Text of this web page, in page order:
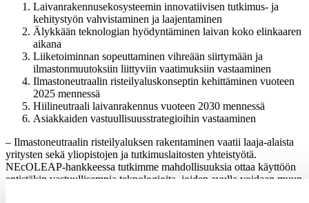
Laivanrakennusekosysteemin innovatiivisen tutkimus- ja
kehitystyön vahvistaminen ja laajentaminen
Älykkään teknologian hyödyntäminen laivan koko elinkaaren
aikana
Liiketoiminnan sopeuttaminen vihreään siirtymään ja
ilmastonmuutoksiin liittyviin vaatimuksiin vastaaminen
Ilmastoneutraalin risteilyaluskonseptin kehittäminen vuoteen
2025 mennessä
Hiilineutraali laivanrakennus vuoteen 2030 mennessä
Asiakkaiden vastuullisuusstrategioihin vastaaminen
– Ilmastoneutraalin risteilyaluksen rakentaminen vaatii laaja-alaista
yritysten sekä yliopistojen ja tutkimuslaitosten yhteistyötä.
NEcOLEAP-hankkeessa tutkimme mahdollisuuksia ottaa käyttöön
entistäkin vastuullisempia teknologioita, joiden avulla voidaan muun